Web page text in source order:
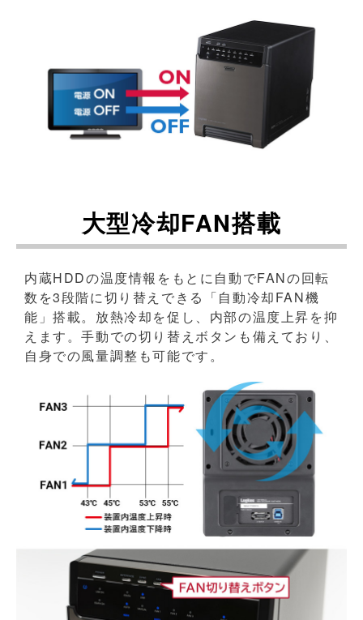
大型冷却FAN搭載
内蔵HDDの温度情報をもとに自動でFANの回転
数を3段階に切り替えできる「自動冷却FAN機
能」搭載。放熱冷却を促し、内部の温度上昇を抑
えます。手動での切り替えボタンも備えており、
自身での風量調整も可能です。